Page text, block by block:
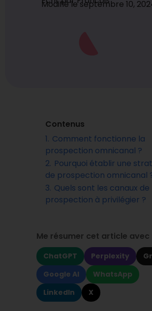
Modifié le septembre 10,
Contenus
1. Comment fonctionne la
prospection omnicanal ?
2. Pourquoi établir une
de prospection omnicanal
3. Quels sont les canaux de
prospection à privilégier ?
Me résumer cet article avec
ChatGPT Perplexity
Google AI
WhatsApp
LinkedIn
X